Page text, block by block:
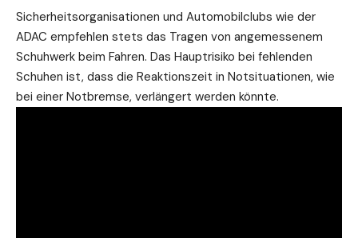
Sicherheitsorganisationen und Automobilclubs wie der
ADAC empfehlen stets das Tragen von angemessenem
Schuhwerk beim Fahren. Das Hauptrisiko bei fehlenden
Schuhen ist, dass die Reaktionszeit in Notsituationen, wie
bei einer Notbremse, verlängert werden könnte.